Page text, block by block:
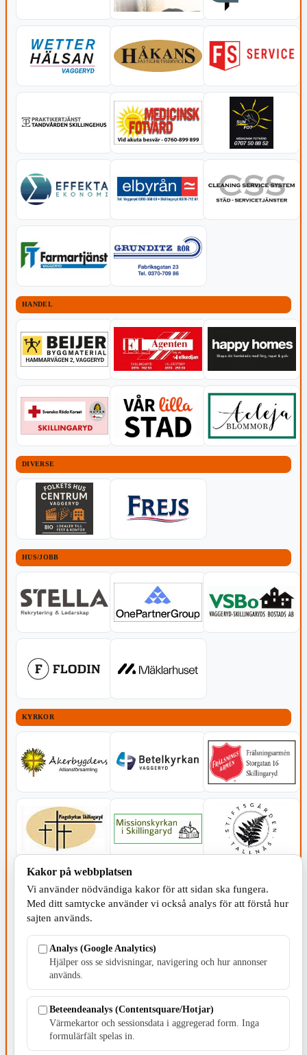
HANDEL
DIVERSE
HUS/JOBB
KYRKOR
SERVICE - MOTOR
Kakor på webbplatsen
Vi använder nödvändiga kakor för att sidan ska fungera.
Med ditt samtycke använder vi också analys för att förstå hur
sajten används.
Analys (Google Analytics)
Hjälper oss se sidvisningar, navigering och hur annonser
används.
Beteendeanalys (Contentsquare/Hotjar)
Värmekartor och sessionsdata i aggregerad form. Inga
formulärfält spelas in.